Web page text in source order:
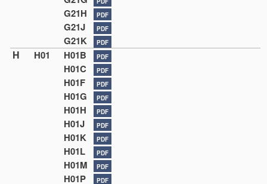
G21H PDF
G21J PDF
G21K PDF
H H01 H01B PDF
H01C PDF
H01F PDF
H01G PDF
H01H PDF
H01J PDF
H01K PDF
H01L PDF
H01M PDF
H01P PDF